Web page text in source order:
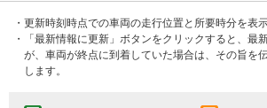
・更新時刻時点での車両の走行位置と所要時分を表
・「最新情報に更新」ボタンをクリックすると、最
が、車両が終点に到着していた場合は、その旨を
します。